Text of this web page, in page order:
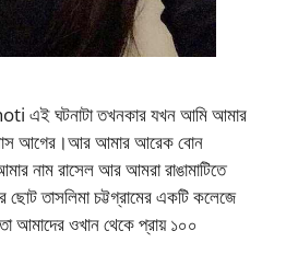
ঘটনাটা তখনকার যখন আমি আমার
আগের।আর আমার আরেক বোন
নাম রাসেল আর আমরা রাঙামাটিতে
ছোট তাসলিমা চট্টগ্রামের একটি কলেজে
আমাদের ওখান থেকে প্রায় ১০০